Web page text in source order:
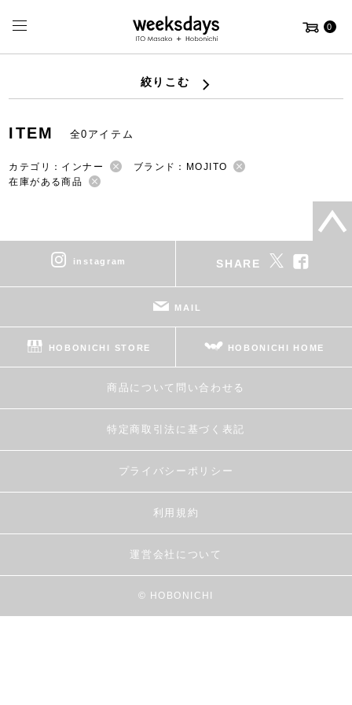
0
絞りこむ
ITEM 全0アイテム
カテゴリ：インナー
ブランド：MOJITO
在庫がある商品
instagram SHARE
MAIL
HOBONICHI STORE HOBONICHI HOME
商品について問い合わせる
特定商取引法に基づく表記
プライバシーポリシー
利用規約
運営会社について
© HOBONICHI